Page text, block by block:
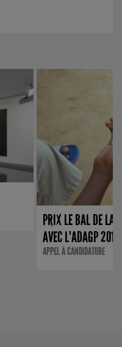
PRIX LE BAL DE LA
AVEC L'ADAGP 2017
APPEL À CANDIDATURE